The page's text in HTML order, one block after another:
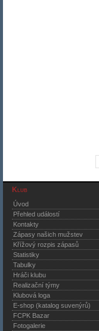
Klub
Úvod
Přehled událostí
Kontakty
Zápasy našich mužstev
Křížový rozpis zápasů
Statistiky
Tabulky
Hráči klubu
Realizační týmy
Klubová loga
E-shop (katalog suvenýrů)
FCPK Bazar
Fotogalerie